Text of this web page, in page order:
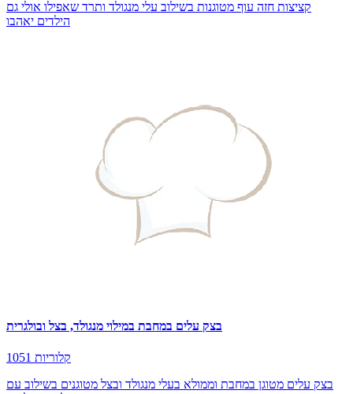
קציצות חזה עוף מטוגנות בשילוב עלי מנגולד ותרד שאפילו אולי גם
הילדים יאהבו
בצק עלים במחבת במילוי מנגולד, בצל ובולגרית
1051 קלוריות
בצק עלים מטוגן במחבת וממולא בעלי מנגולד ובצל מטוגנים בשילוב עם